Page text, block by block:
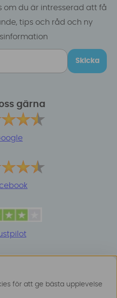
om du är intresserad att få
tips och råd och ny
Skicka
gärna
för att ge bästa upplevelse